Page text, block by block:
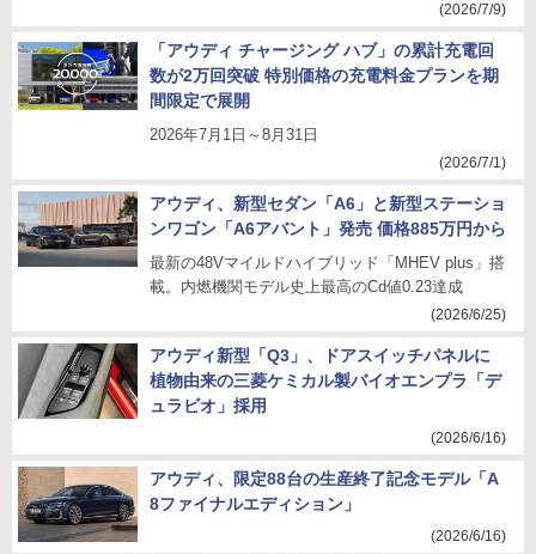
(2026/7/9)
「アウディ チャージング ハブ」の累計充電回
数が2万回突破 特別価格の充電料金プランを期
間限定で展開
2026年7月1日～8月31日
(2026/7/1)
アウディ、新型セダン「A6」と新型ステーショ
ンワゴン「A6アバント」発売 価格885万円から
最新の48Vマイルドハイブリッド「MHEV plus」搭
載。内燃機関モデル史上最高のCd値0.23達成
(2026/6/25)
アウディ新型「Q3」、ドアスイッチパネルに
植物由来の三菱ケミカル製バイオエンプラ「デ
ュラビオ」採用
(2026/6/16)
アウディ、限定88台の生産終了記念モデル「A
8ファイナルエディション」
(2026/6/16)